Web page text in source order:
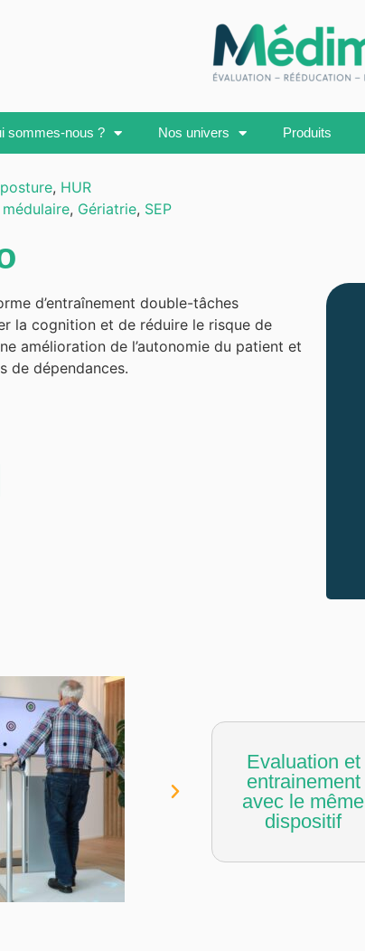
sommes-nous ? Nos univers Produits
, HUR
médulaire, Gériatrie, SEP
d’entraînement double-tâches
la cognition et de réduire le risque de
amélioration de l’autonomie du patient et
de dépendances.
Evaluation et
entrainement
avec le même
dispositif